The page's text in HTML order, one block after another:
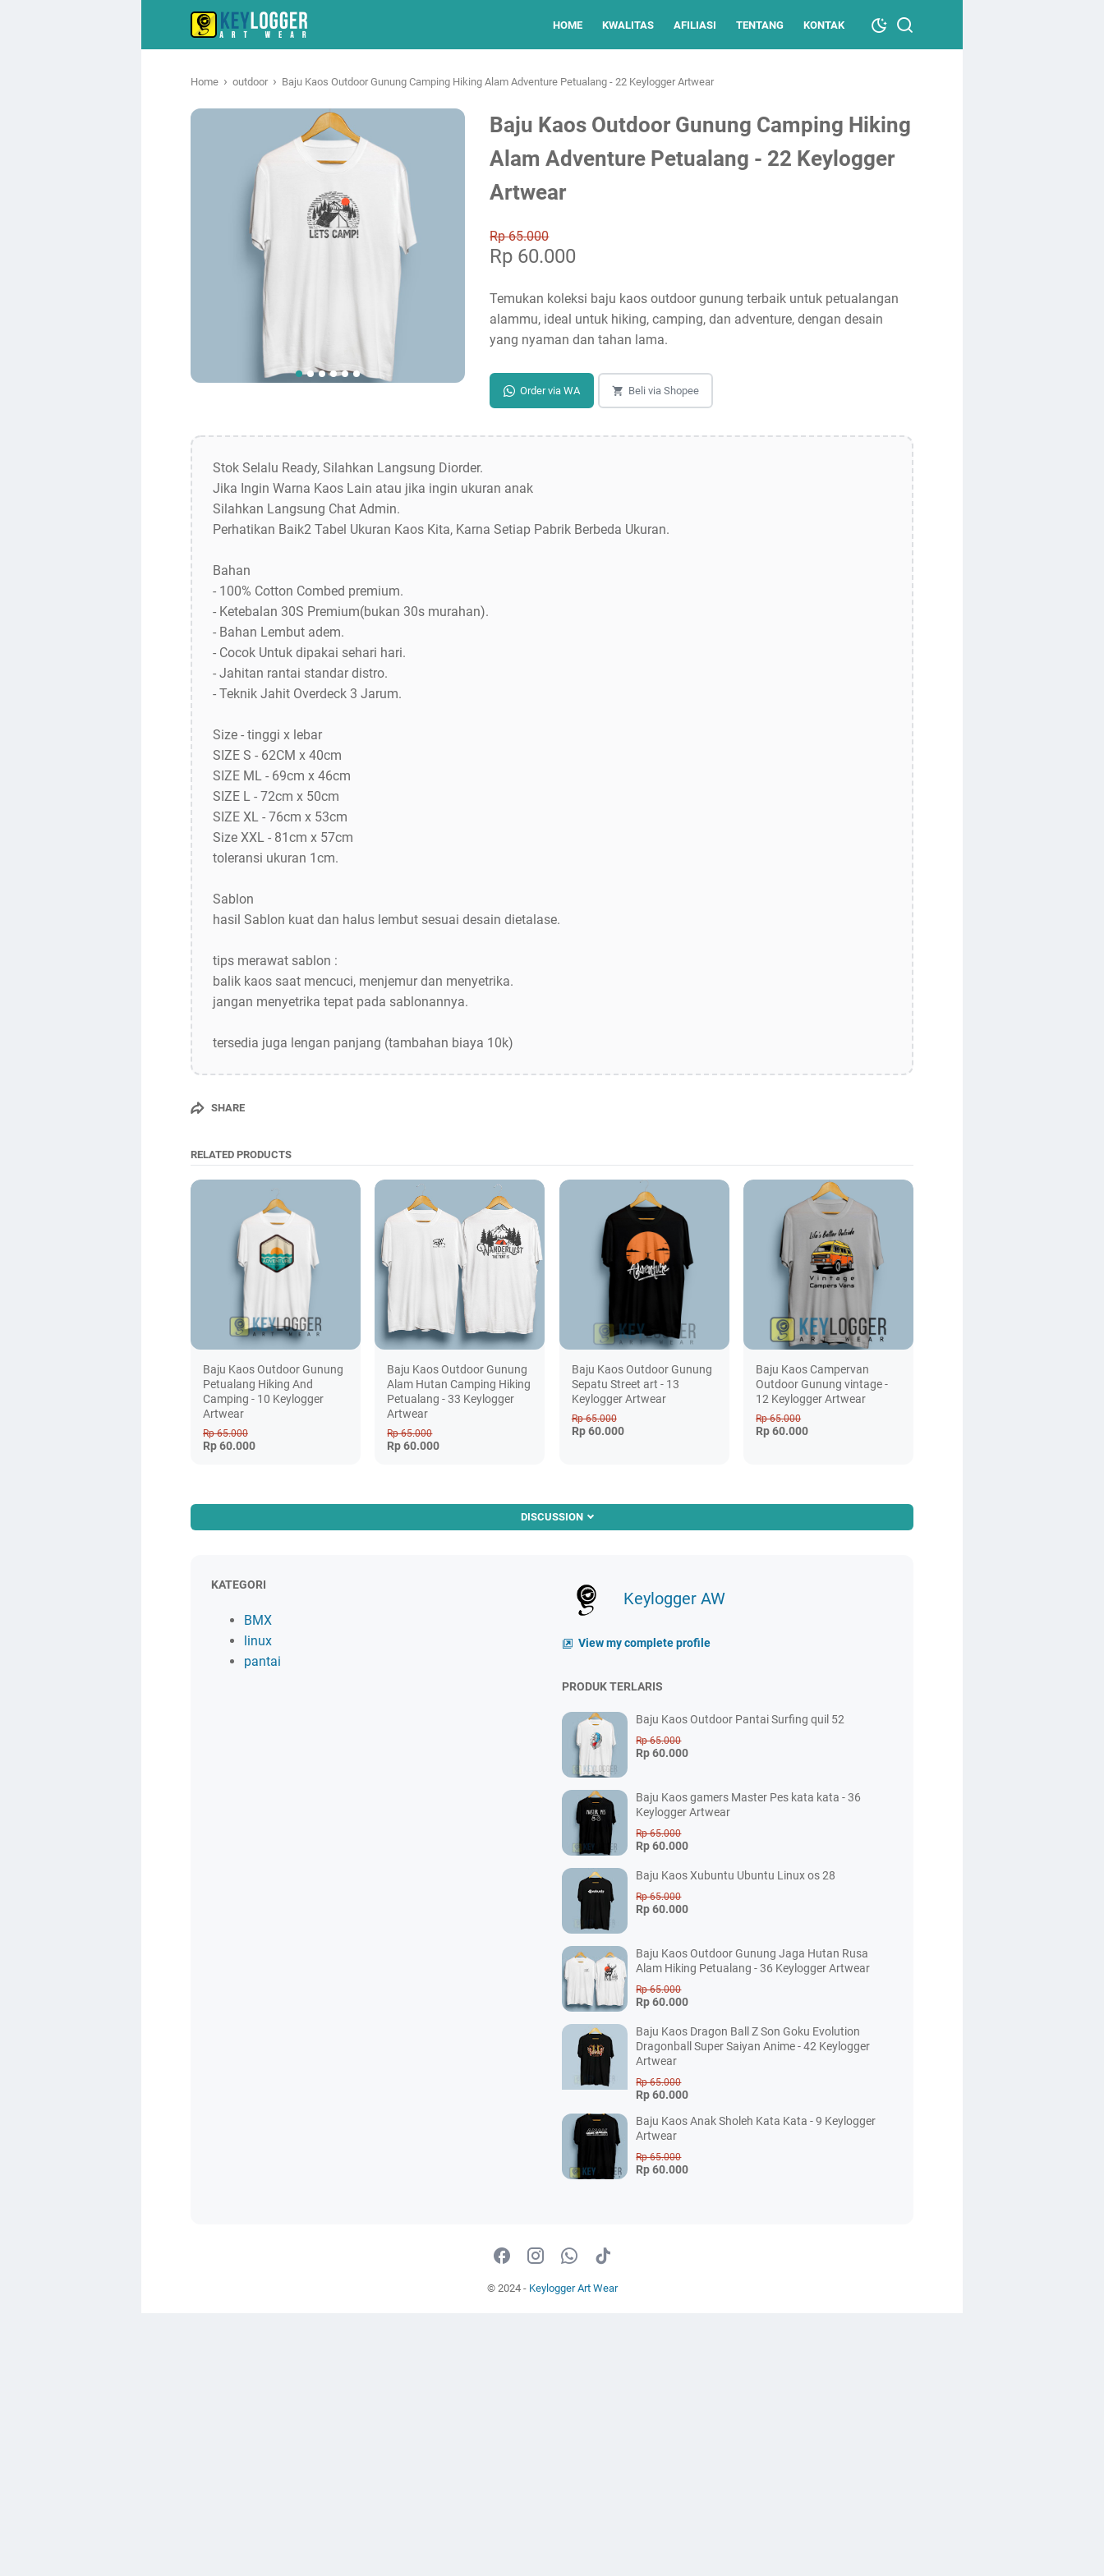
HOME KWALITAS AFILIASI TENTANG KONTAK
Home › outdoor › Baju Kaos Outdoor Gunung Camping Hiking Alam Adventure Petualang - 22 Keylogger Artwear
Baju Kaos Outdoor Gunung Camping Hiking
Alam Adventure Petualang - 22 Keylogger
Artwear
Rp 65.000
Rp 60.000
Temukan koleksi baju kaos outdoor gunung terbaik untuk petualangan
alammu, ideal untuk hiking, camping, dan adventure, dengan desain
yang nyaman dan tahan lama.
Order via WA Beli via Shopee
Stok Selalu Ready, Silahkan Langsung Diorder.
Jika Ingin Warna Kaos Lain atau jika ingin ukuran anak
Silahkan Langsung Chat Admin.
Perhatikan Baik2 Tabel Ukuran Kaos Kita, Karna Setiap Pabrik Berbeda Ukuran.
Bahan
- 100% Cotton Combed premium.
- Ketebalan 30S Premium(bukan 30s murahan).
- Bahan Lembut adem.
- Cocok Untuk dipakai sehari hari.
- Jahitan rantai standar distro.
- Teknik Jahit Overdeck 3 Jarum.
Size - tinggi x lebar
SIZE S - 62CM x 40cm
SIZE ML - 69cm x 46cm
SIZE L - 72cm x 50cm
SIZE XL - 76cm x 53cm
Size XXL - 81cm x 57cm
toleransi ukuran 1cm.
Sablon
hasil Sablon kuat dan halus lembut sesuai desain dietalase.
tips merawat sablon :
balik kaos saat mencuci, menjemur dan menyetrika.
jangan menyetrika tepat pada sablonannya.
tersedia juga lengan panjang (tambahan biaya 10k)
SHARE
RELATED PRODUCTS
Baju Kaos Outdoor Gunung
Petualang Hiking And
Camping - 10 Keylogger
Artwear
Rp 65.000
Rp 60.000
Baju Kaos Outdoor Gunung
Alam Hutan Camping Hiking
Petualang - 33 Keylogger
Artwear
Rp 65.000
Rp 60.000
Baju Kaos Outdoor Gunung
Sepatu Street art - 13
Keylogger Artwear
Rp 65.000
Rp 60.000
Baju Kaos Campervan
Outdoor Gunung vintage -
12 Keylogger Artwear
Rp 65.000
Rp 60.000
DISCUSSION
KATEGORI
BMX
linux
pantai
Keylogger AW
View my complete profile
PRODUK TERLARIS
Baju Kaos Outdoor Pantai Surfing quil 52
Rp 65.000
Rp 60.000
Baju Kaos gamers Master Pes kata kata - 36
Keylogger Artwear
Rp 65.000
Rp 60.000
Baju Kaos Xubuntu Ubuntu Linux os 28
Rp 65.000
Rp 60.000
Baju Kaos Outdoor Gunung Jaga Hutan Rusa
Alam Hiking Petualang - 36 Keylogger Artwear
Rp 65.000
Rp 60.000
Baju Kaos Dragon Ball Z Son Goku Evolution
Dragonball Super Saiyan Anime - 42 Keylogger
Artwear
Rp 65.000
Rp 60.000
Baju Kaos Anak Sholeh Kata Kata - 9 Keylogger
Artwear
Rp 65.000
Rp 60.000
© 2024 - Keylogger Art Wear